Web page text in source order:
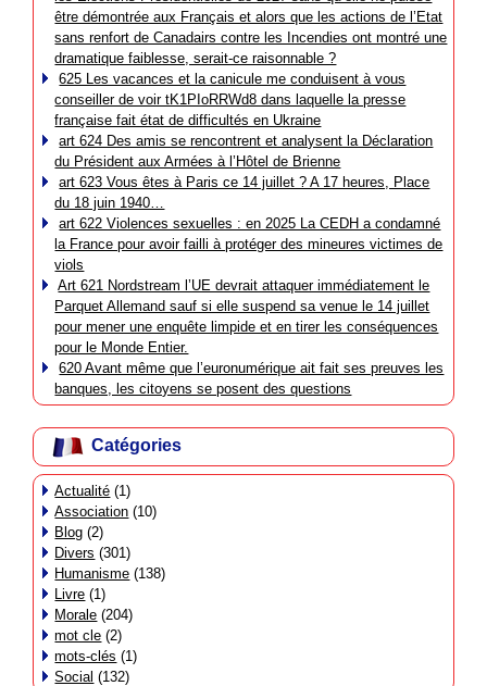
être démontrée aux Français et alors que les actions de l’Etat
sans renfort de Canadairs contre les Incendies ont montré une
dramatique faiblesse, serait-ce raisonnable ?
625 Les vacances et la canicule me conduisent à vous
conseiller de voir tK1PIoRRWd8 dans laquelle la presse
française fait état de difficultés en Ukraine
art 624 Des amis se rencontrent et analysent la Déclaration
du Président aux Armées à l’Hôtel de Brienne
art 623 Vous êtes à Paris ce 14 juillet ? A 17 heures, Place
du 18 juin 1940…
art 622 Violences sexuelles : en 2025 La CEDH a condamné
la France pour avoir failli à protéger des mineures victimes de
viols
Art 621 Nordstream l’UE devrait attaquer immédiatement le
Parquet Allemand sauf si elle suspend sa venue le 14 juillet
pour mener une enquête limpide et en tirer les conséquences
pour le Monde Entier.
620 Avant même que l’euronumérique ait fait ses preuves les
banques, les citoyens se posent des questions
Catégories
Actualité (1)
Association (10)
Blog (2)
Divers (301)
Humanisme (138)
Livre (1)
Morale (204)
mot cle (2)
mots-clés (1)
Social (132)